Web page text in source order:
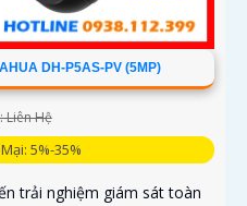
DH-P5AS-PV (5MP)
Liên Hệ
5%-35%
trải nghiệm giám sát toàn